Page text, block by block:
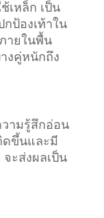
เหล็ก เป็น
ป้องเท้าใน
ายในพื้น
งคู่หนักถึง
วามรู้สึกอ่อน
ดขึ้นและมี
ะส่งผลเป็น